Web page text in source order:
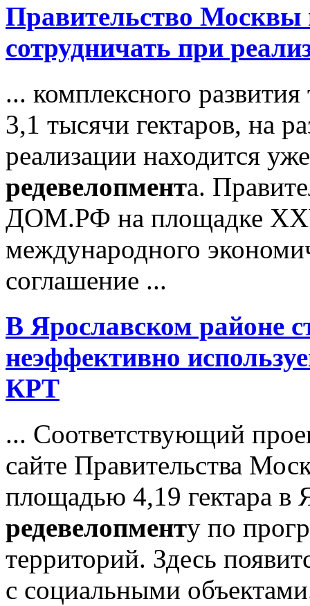
Правительство
сотрудничать при
... комплексного
3,1 тысячи гектаров, на
реализации находится
редевелопмента.
ДОМ.РФ на площадке
международного
соглашение ...
В Ярославском районе
неэффективно
КРТ
... Соответствующий
сайте Правительства
площадью 4,19 гектара в
редевелопменту по
территорий. Здесь
с социальными